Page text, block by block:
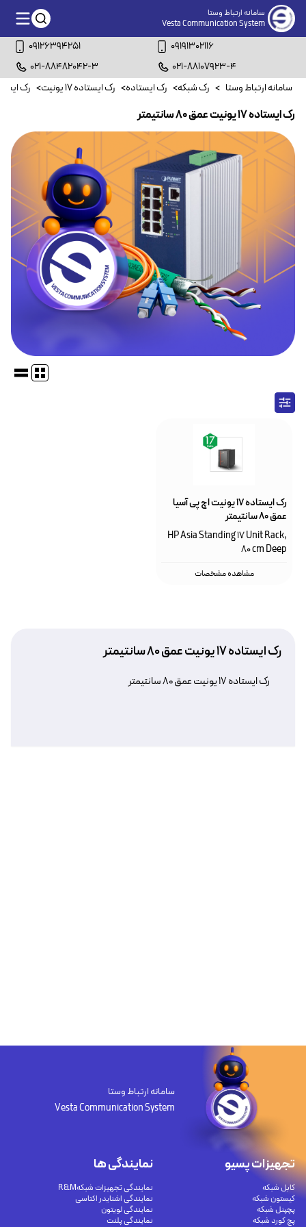
سامانه ارتباط وستا
Vesta Communication System
09126394251
09191302116
021-88482042-3
021-88107923-4
سامانه ارتباط وستا > رک شبکه> رک ایستاده> رک ایستاده ۱۷ یونیت > رک ایستاده ۱۷ یونیت
رک ایستاده ۱۷ یونیت عمق ۸۰ سانتیمتر
رک ایستاده ۱۷ یونیت اچ پی آسیا
عمق ۸۰ سانتیمتر
HP Asia Standing 17 Unit Rack,
80 cm Deep
مشاهده مشخصات
رک ایستاده ۱۷ یونیت عمق ۸۰ سانتیمتر
رک ایستاده ۱۷ یونیت عمق ۸۰ سانتیمتر
سامانه ارتباط وستا
Vesta Communication System
تجهیزات پسیو
کابل شبکه
کیستون شبکه
پچپنل شبکه
پچ کورد شبکه
نمایندگی ها
نمایندگی تجهیزات شبکهR&M
نمایندگی اشنایدر اکتاسی
نمایندگی لویتون
نمایندگی پلنت